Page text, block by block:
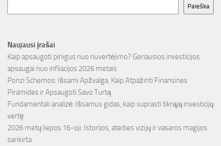
Paieška
Naujausi įrašai
Kaip apsaugoti pinigus nuo nuvertėjimo? Geriausios investicijos
apsaugai nuo infliacijos 2026 metais
Ponzi Schemos: Išsami Apžvalga, Kaip Atpažinti Finansines
Piramides ir Apsaugoti Savo Turtą
Fundamentali analizė: Išsamus gidas, kaip suprasti tikrąją investicijų
vertę
2026 metų liepos 16-oji: Istorijos, ateities vizijų ir vasaros magijos
sankirta